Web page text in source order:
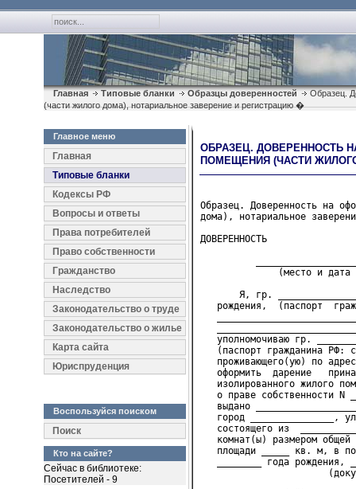
Главная Типовые бланки Образцы доверенностей
Образец.
(части жилого дома), нотариальное заверение и регистрацию �
Главное меню
Главная
Типовые бланки
Кодексы РФ
Вопросы и ответы
Права потребителей
Право собственности
Гражданство
Наследство
Законодательство о труде
Законодательство о жилье
Карта сайта
Юриспруденция
Воспользуйся поиском
Поиск
Кто на сайте?
Сейчас в библиотеке:
Посетителей - 9
ОБРАЗЕЦ. ДОВЕРЕННОСТЬ
ПОМЕЩЕНИЯ (ЧАСТИ
Образец. Доверенность на
дома), нотариальное
ДОВЕРЕННОСТЬ
(место и дата выдачи
Я, гр.
рождения,  (паспорт
уполномочиваю гр.
(паспорт гражданина РФ:
проживающего(ую) по
оформить  дарение
изолированного жилого
о праве собственности N
выдано
город _______________,
состоящего из
комнат(ы) размером общей
площади _____ кв. м, в
________ года рождения,
(документ,